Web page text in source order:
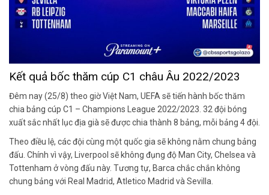
Kết quả bốc thăm cúp C1 châu Âu 2022/2023
Đêm nay (25/8) theo giờ Việt Nam, UEFA sẽ tiến hành bốc thăm
chia bảng cúp C1 – Champions League 2022/2023. 32 đội bóng
xuất sắc nhất lục địa già sẽ được chia thành 8 bảng, mỗi bảng 4 đội.
Theo điều lệ, các đội cùng một quốc gia sẽ không nằm chung bảng
đấu. Chính vì vậy, Liverpool sẽ không đụng độ Man City, Chelsea và
Tottenham ở vòng đấu này. Tương tự, Barca chắc chắn không
chung bảng với Real Madrid, Atletico Madrid và Sevilla.